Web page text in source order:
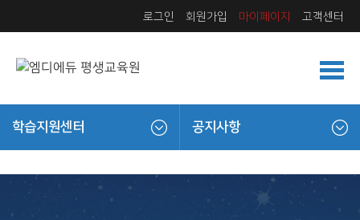
로그인 회원가입 마이페이지 고객센터
학습지원센터 공지사항